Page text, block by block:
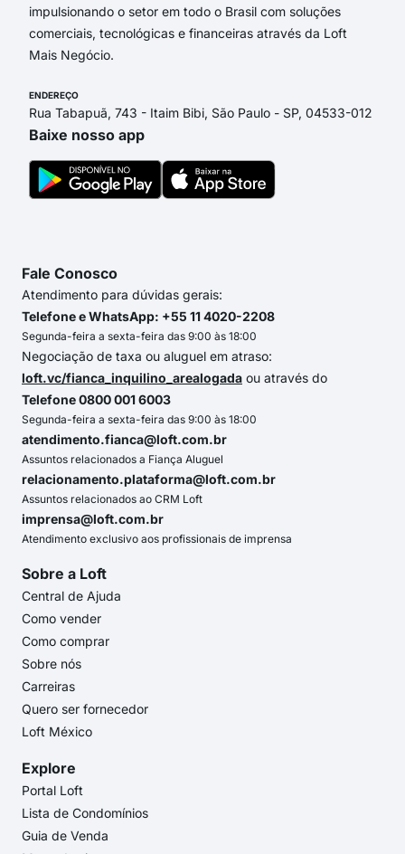
impulsionando o setor em todo o Brasil com soluções
comerciais, tecnológicas e financeiras através da Loft
Mais Negócio.
ENDEREÇO
Rua Tabapuã, 743 - Itaim Bibi, São Paulo - SP, 04533-012
Baixe nosso app
Fale Conosco
Atendimento para dúvidas gerais:
Telefone e WhatsApp: +55 11 4020-2208
Segunda-feira a sexta-feira das 9:00 às 18:00
Negociação de taxa ou aluguel em atraso:
loft.vc/fianca_inquilino_arealogada ou através do
Telefone 0800 001 6003
Segunda-feira a sexta-feira das 9:00 às 18:00
atendimento.fianca@loft.com.br
Assuntos relacionados a Fiança Aluguel
relacionamento.plataforma@loft.com.br
Assuntos relacionados ao CRM Loft
imprensa@loft.com.br
Atendimento exclusivo aos profissionais de imprensa
Sobre a Loft
Central de Ajuda
Como vender
Como comprar
Sobre nós
Carreiras
Quero ser fornecedor
Loft México
Explore
Portal Loft
Lista de Condomínios
Guia de Venda